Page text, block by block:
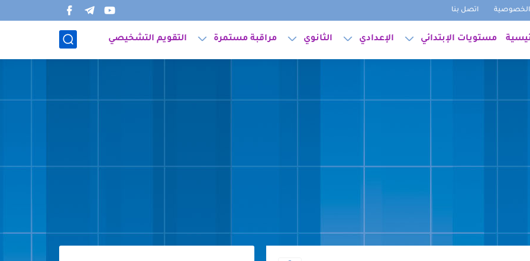
اتصل بنا
مستويات الإبتدائي الإعدادي الثانوي مراقبة مستمرة التقويم التشخيصي